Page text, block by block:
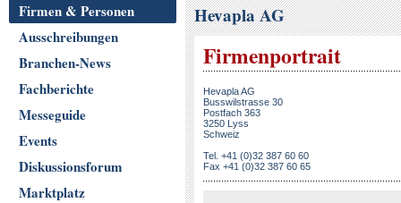
Firmen & Personen
Ausschreibungen
Branchen-News
Fachberichte
Messeguide
Events
Diskussionsforum
Marktplatz
Hevapla AG
Firmenportrait
Hevapla AG
Busswilstrasse 30
Postfach 363
3250 Lyss
Schweiz
Tel. +41 (0)32 387 60 60
Fax +41 (0)32 387 60 65